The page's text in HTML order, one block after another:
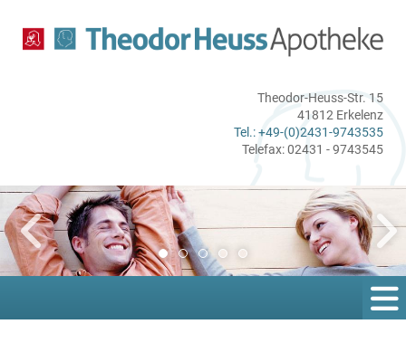
Theodor-Heuss-Str. 15
41812 Erkelenz
Tel.: +49-(0)2431-9743535
Telefax: 02431 - 9743545